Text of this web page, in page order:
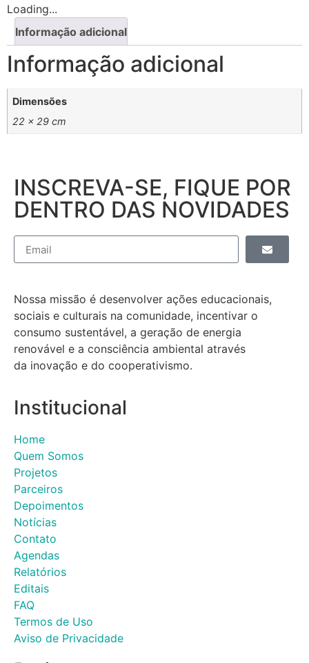
Loading...
Informação adicional
Informação adicional
Dimensões
22 × 29 cm
INSCREVA-SE, FIQUE POR
DENTRO DAS NOVIDADES
Nossa missão é desenvolver ações educacionais,
sociais e culturais na comunidade, incentivar o
consumo sustentável, a geração de energia
renovável e a consciência ambiental através
da inovação e do cooperativismo.
Institucional
Home
Quem Somos
Projetos
Parceiros
Depoimentos
Notícias
Contato
Agendas
Relatórios
Editais
FAQ
Termos de Uso
Aviso de Privacidade